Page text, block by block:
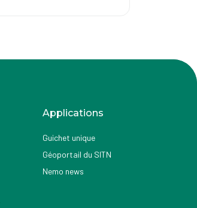
Applications
Guichet unique
Géoportail du SITN
Nemo news